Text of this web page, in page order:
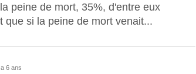
peine de mort, 35%, d'entre eux
que si la peine de mort venait...
a 6 ans